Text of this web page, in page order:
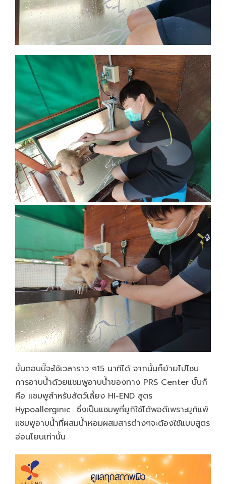
ขั้นตอนนี้จะใช้เวลาราว ๆ15 นาทีได้ จากนั้นก็ย้ายไปโซน
การอาบน้ำด้วยแชมพูอาบน้ำของทาง PRS Center นั้นก็
คือ แชมพูสำหรับสัตว์เลี้ยง HI-END สูตร
Hypoallerginic ซึ่งเป็นแชมพูที่ยูกิใช้ได้พอดีเพราะยูกิแพ้
แชมพูอาบน้ำที่ผสมน้ำหอมผสมสารต่างๆจะต้องใช้แบบสูตร
อ่อนโยนเท่านั้น